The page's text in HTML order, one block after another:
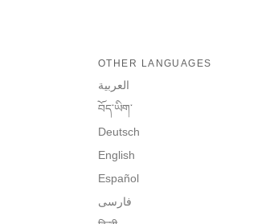
OTHER LANGUAGES
العربية
བོད་ཡིག་
Deutsch
English
Español
فارسی